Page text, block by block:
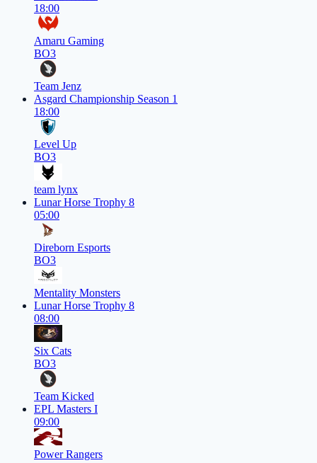
18:00
Amaru Gaming
BO3
Team Jenz
Asgard Championship Season 1
18:00
Level Up
BO3
team lynx
Lunar Horse Trophy 8
05:00
Direborn Esports
BO3
Mentality Monsters
Lunar Horse Trophy 8
08:00
Six Cats
BO3
Team Kicked
EPL Masters I
09:00
Power Rangers